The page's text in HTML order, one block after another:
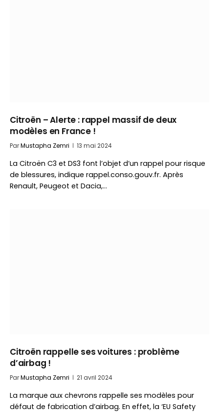
Citroën – Alerte : rappel massif de deux
modèles en France !
ParMustapha Zemri 13 mai 2024
La Citroën C3 et DS3 font l’objet d’un rappel pour risque
de blessures, indique rappel.conso.gouv.fr. Après
Renault, Peugeot et Dacia,…
Citroën rappelle ses voitures : problème
d’airbag !
ParMustapha Zemri 21 avril 2024
La marque aux chevrons rappelle ses modèles pour
défaut de fabrication d’airbag. En effet, la ‘EU Safety